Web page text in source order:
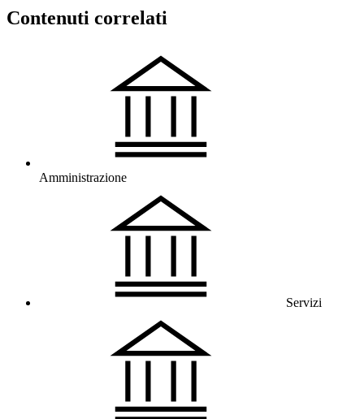
Contenuti correlati
Amministrazione
Servizi